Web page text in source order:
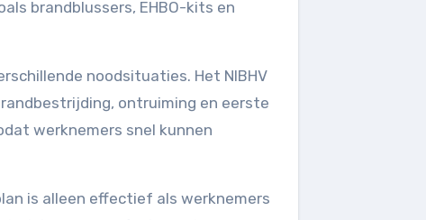
brandblussers, EHBO-kits en
noodsituaties. Het NIBHV
ontruiming en eerste
werknemers snel kunnen
is alleen effectief als werknemers